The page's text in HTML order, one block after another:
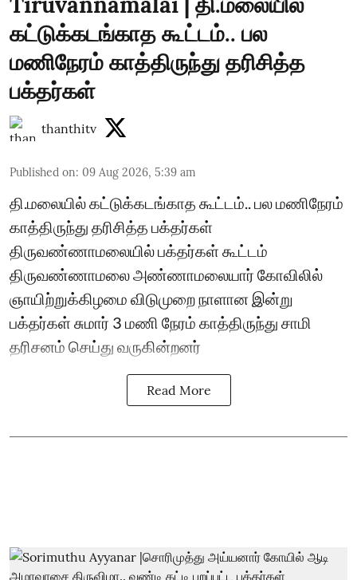
கட்டுக்கடங்காத கூட்டம்.. பல
மணிநேரம் காத்திருந்து தரிசித்த
பக்தர்கள்
thanthitv
Published on: 09 Aug 2026, 5:39 am
தி.மலையில் கட்டுக்கடங்காத கூட்டம்.. பல மணிநேரம்
காத்திருந்து தரிசித்த பக்தர்கள்
திருவண்ணாமலையில் பக்தர்கள் கூட்டம்
திருவண்ணாமலை அண்ணாமலையார் கோவிலில்
ஞாயிற்றுக்கிழமை விடுமுறை நாளான இன்று
பக்தர்கள் சுமார் 3 மணி நேரம் காத்திருந்து சாமி
தரிசனம் செய்து வருகின்றனர்
Read More